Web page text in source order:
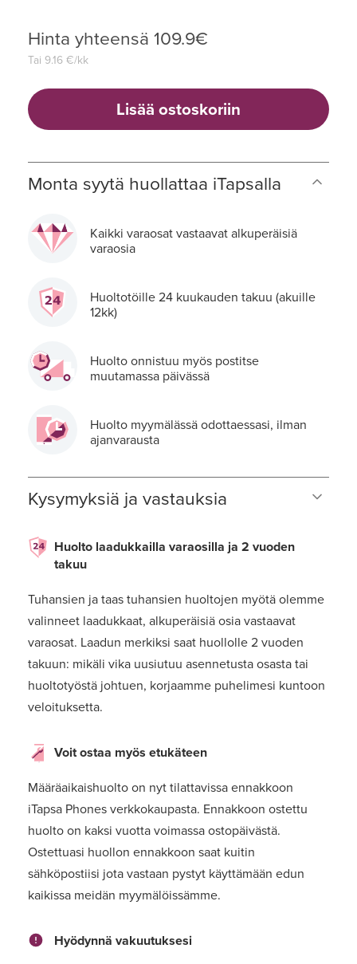
Hinta yhteensä 109.9€
Tai 9.16 €/kk
Lisää ostoskoriin
Monta syytä huollattaa iTapsalla
Kaikki varaosat vastaavat alkuperäisiä
varaosia
Huoltotöille 24 kuukauden takuu (akuille
12kk)
Huolto onnistuu myös postitse
muutamassa päivässä
Huolto myymälässä odottaessasi, ilman
ajanvarausta
Kysymyksiä ja vastauksia
Huolto laadukkailla varaosilla ja 2 vuoden
takuu
Tuhansien ja taas tuhansien huoltojen myötä olemme
valinneet laadukkaat, alkuperäisiä osia vastaavat
varaosat. Laadun merkiksi saat huollolle 2 vuoden
takuun: mikäli vika uusiutuu asennetusta osasta tai
huoltotyöstä johtuen, korjaamme puhelimesi kuntoon
veloituksetta.
Voit ostaa myös etukäteen
Määräaikaishuolto on nyt tilattavissa ennakkoon
iTapsa Phones verkkokaupasta. Ennakkoon ostettu
huolto on kaksi vuotta voimassa ostopäivästä.
Ostettuasi huollon ennakkoon saat kuitin
sähköpostiisi jota vastaan pystyt käyttämään edun
kaikissa meidän myymälöissämme.
Hyödynnä vakuutuksesi